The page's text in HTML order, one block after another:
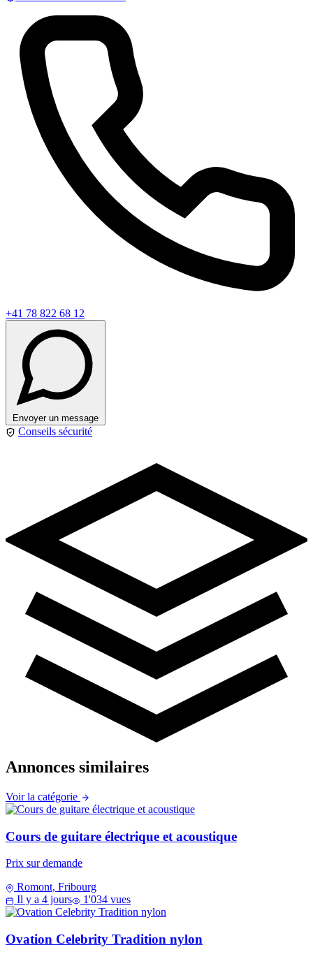
+41 78 822 68 12
Envoyer un message
Conseils sécurité
Annonces similaires
Voir la catégorie
Cours de guitare électrique et acoustique
Prix sur demande
Romont, Fribourg
Il y a 4 jours
1'034 vues
Ovation Celebrity Tradition nylon